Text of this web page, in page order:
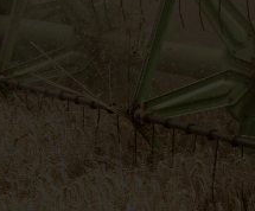
Dostawy
Płatności